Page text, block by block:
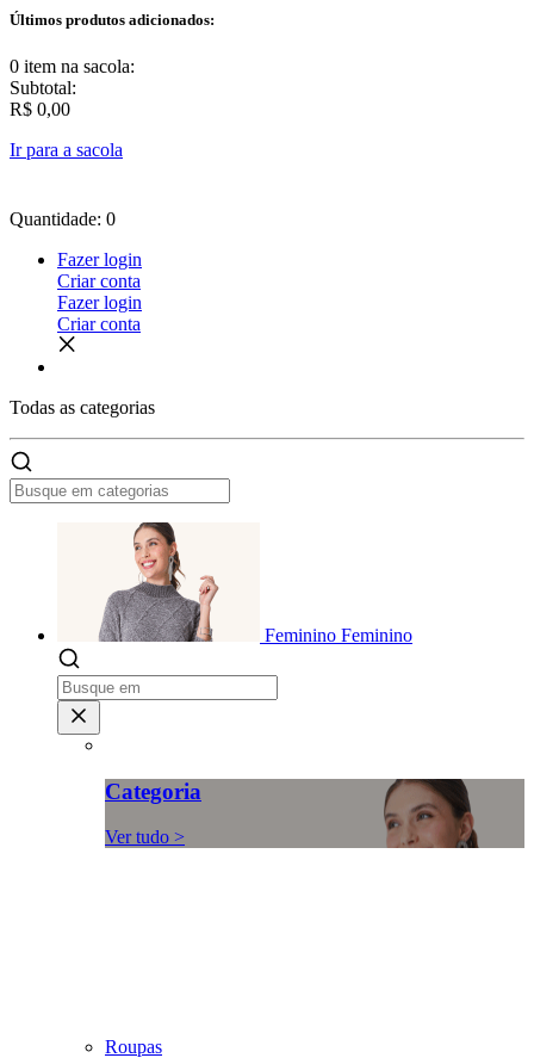
Últimos produtos adicionados:
0 item na sacola:
Subtotal:
R$ 0,00
Ir para a sacola
Quantidade: 0
Fazer login
Criar conta
Fazer login
Criar conta
Todas as categorias
Feminino Feminino
Categoria
Ver tudo >
Roupas